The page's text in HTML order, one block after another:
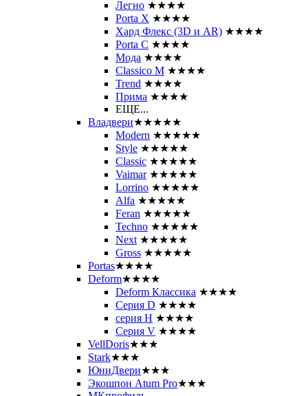
Легно ★★★★
Porta X ★★★★
Хард Флекс (3D и AR) ★★★★
Porta C ★★★★
Мода ★★★★
Classico M ★★★★
Trend ★★★★
Прима ★★★★
ЕЩЕ...
Владвери★★★★★
Modern ★★★★★
Style ★★★★★
Classic ★★★★★
Vaimar ★★★★★
Lorrino ★★★★★
Alfa ★★★★★
Feran ★★★★★
Techno ★★★★★
Next ★★★★★
Gross ★★★★★
Portas★★★★
Deform★★★★
Deform Классика ★★★★
Серия D ★★★★
серия H ★★★★
Серия V ★★★★
VellDoris★★★
Stark★★★
ЮниДвери★★★
Экошпон Atum Pro★★★